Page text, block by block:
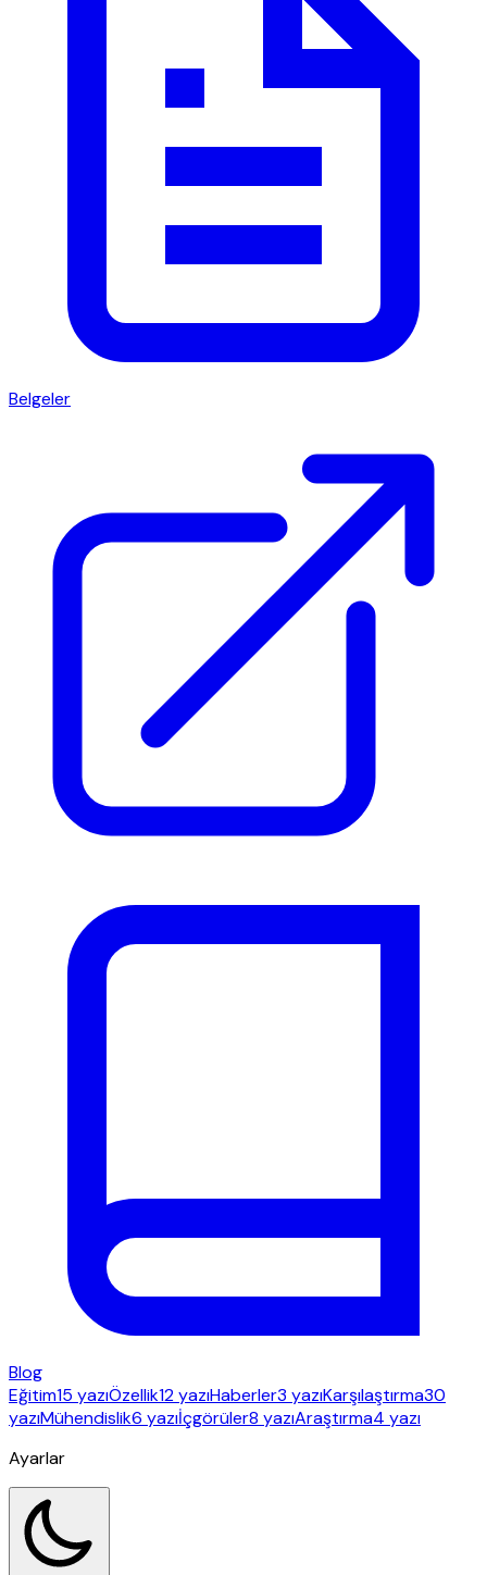
Belgeler
Blog
Eğitim15 yazıÖzellik12 yazıHaberler3 yazıKarşılaştırma30
yazıMühendislik6 yazıİçgörüler8 yazıAraştırma4 yazı
Ayarlar